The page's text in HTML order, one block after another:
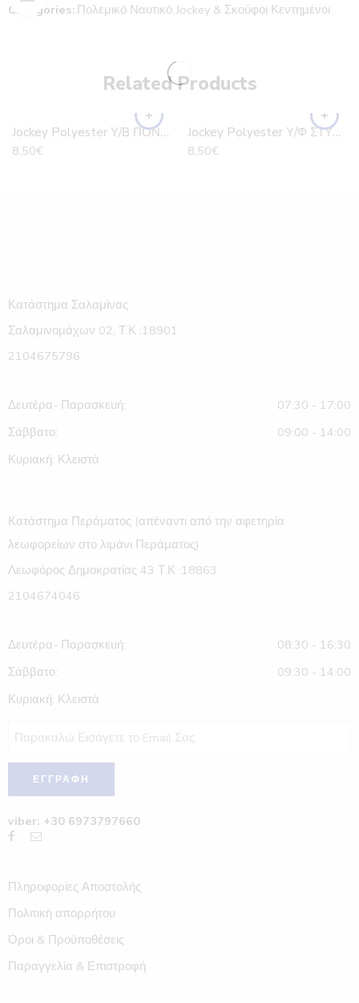
Categories: Πολεμικό Ναυτικό,Jockey & Σκούφοι Κεντημένοι
Related Products
Jockey Polyester Υ/Β ΠΟΝΤΟΣ
8,50€
Jockey Polyester Υ/Φ ΣΤΥΜΦΑΛΙΑ
8,50€
Κατάστημα Σαλαμίνας
Σαλαμινομάχων 02, Τ.Κ :18901
2104675796
Δευτέρα- Παρασκευή:
07:30 - 17:00
Σάββατο:
09:00 - 14:00
Κυριακή: Κλειστά
Κατάστημα Περάματος (απέναντι από την αφετηρία
λεωφορείων στο λιμάνι Περάματος)
Λεωφόρος Δημοκρατίας 43 Τ.Κ :18863
2104674046
Δευτέρα- Παρασκευή:
08:30 - 16:30
Σάββατο:
09:30 - 14:00
Κυριακή: Κλειστά
viber: +30 6973797660
Πληροφορίες Αποστολής
Πολιτική απορρήτου
Όροι & Προϋποθέσεις
Παραγγελία & Επιστροφή